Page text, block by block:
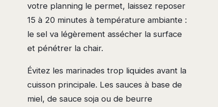
votre planning le permet, laissez reposer
15 à 20 minutes à température ambiante :
le sel va légèrement assécher la surface
et pénétrer la chair.
Évitez les marinades trop liquides avant la
cuisson principale. Les sauces à base de
miel, de sauce soja ou de beurre